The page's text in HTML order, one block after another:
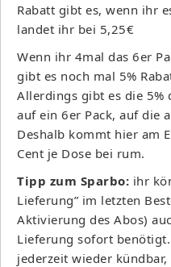
Rabatt gibt es, wenn ihr
landet ihr bei 5,25€
Wenn ihr 4mal das 6er
gibt es noch mal 5%
Allerdings gibt es die 5%
auf ein 6er Pack, auf die
Deshalb kommt hier am
Cent je Dose bei rum.
Tipp zum Sparbo: ihr
Lieferung” im letzten
Aktivierung des Abos)
Lieferung sofort
jederzeit wieder